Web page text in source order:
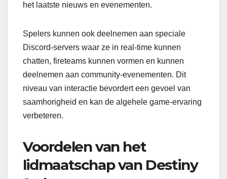
het laatste nieuws en evenementen.
Spelers kunnen ook deelnemen aan speciale
Discord-servers waar ze in real-time kunnen
chatten, fireteams kunnen vormen en kunnen
deelnemen aan community-evenementen. Dit
niveau van interactie bevordert een gevoel van
saamhorigheid en kan de algehele game-ervaring
verbeteren.
Voordelen van het
lidmaatschap van Destiny